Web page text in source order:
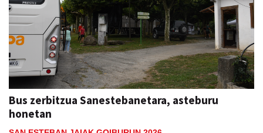
Bus zerbitzua Sanestebanetara, asteburu
honetan